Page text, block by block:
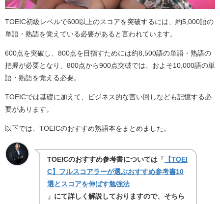
TOEIC初級レベルで600以上のスコアを突破するには、約5,000語の
単語・熟語を覚えている必要があると言われています。
600点を突破し、800点を目指すためには約8,500語の単語・熟語の
把握が必要となり、800点から900点突破では、およそ10,000語の単
語・熟語を覚える必要。
TOEICでは基礎に加えて、ビジネス的な言い回しなども記憶する必
要があります。
以下では、TOEICのおすすめ熟語本をまとめました。
TOEICのおすすめ参考書については「
【TOEI
C】フルスコアラーが選ぶおすすめ参考書10
選とスコアを伸ばす勉強法
」にて詳しく解説しておりますので、そちら